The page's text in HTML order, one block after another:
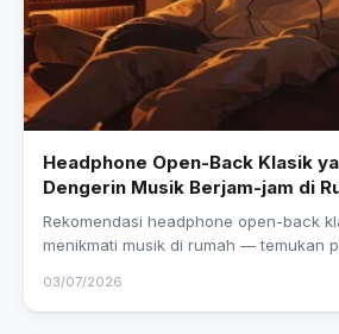
Headphone Open-Back Klasik
Dengerin Musik Berjam-jam di
Rekomendasi headphone open-back
menikmati musik di rumah — temukan
03/07/2026